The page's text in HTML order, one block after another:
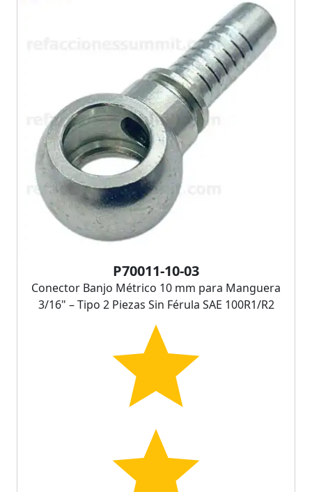
P70011-10-03
Conector Banjo Métrico 10 mm para Manguera
3/16" – Tipo 2 Piezas Sin Férula SAE 100R1/R2